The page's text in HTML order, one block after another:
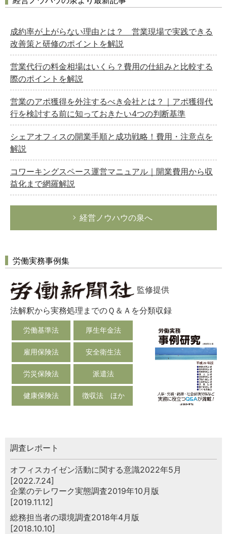
成約率が上がらない理由とは？ 営業現場で実践できる
改善策と研修のポイントを解説
営業代行の料金相場はいくら？費用の仕組みと比較する
際のポイントを解説
営業のアポ獲得を外注するべき会社とは？｜アポ獲得代
行を検討する前に知っておきたい4つの判断基準
シェアオフィスの開業手順と成功戦略！費用・注意点を
解説
コワーキングスペース運営マニュアル｜開業費用から収
益化まで網羅解説
経営ノウハウの泉へ
労働実務事例集
監修提供
法解釈から実務処理までのＱ＆Ａを分類収録
労働基準法 厚生年金法
雇用保険法 安全衛生法
労災保険法 派遣法
健康保険法 徴収法 ほか
調査レポート
オフィスカイゼン活動に関する意識2022年5月
[2022.7.24]
企業のテレワーク実態調査2019年10月版
[2019.11.12]
総務担当者の環境調査2018年4月版
[2018.10.10]